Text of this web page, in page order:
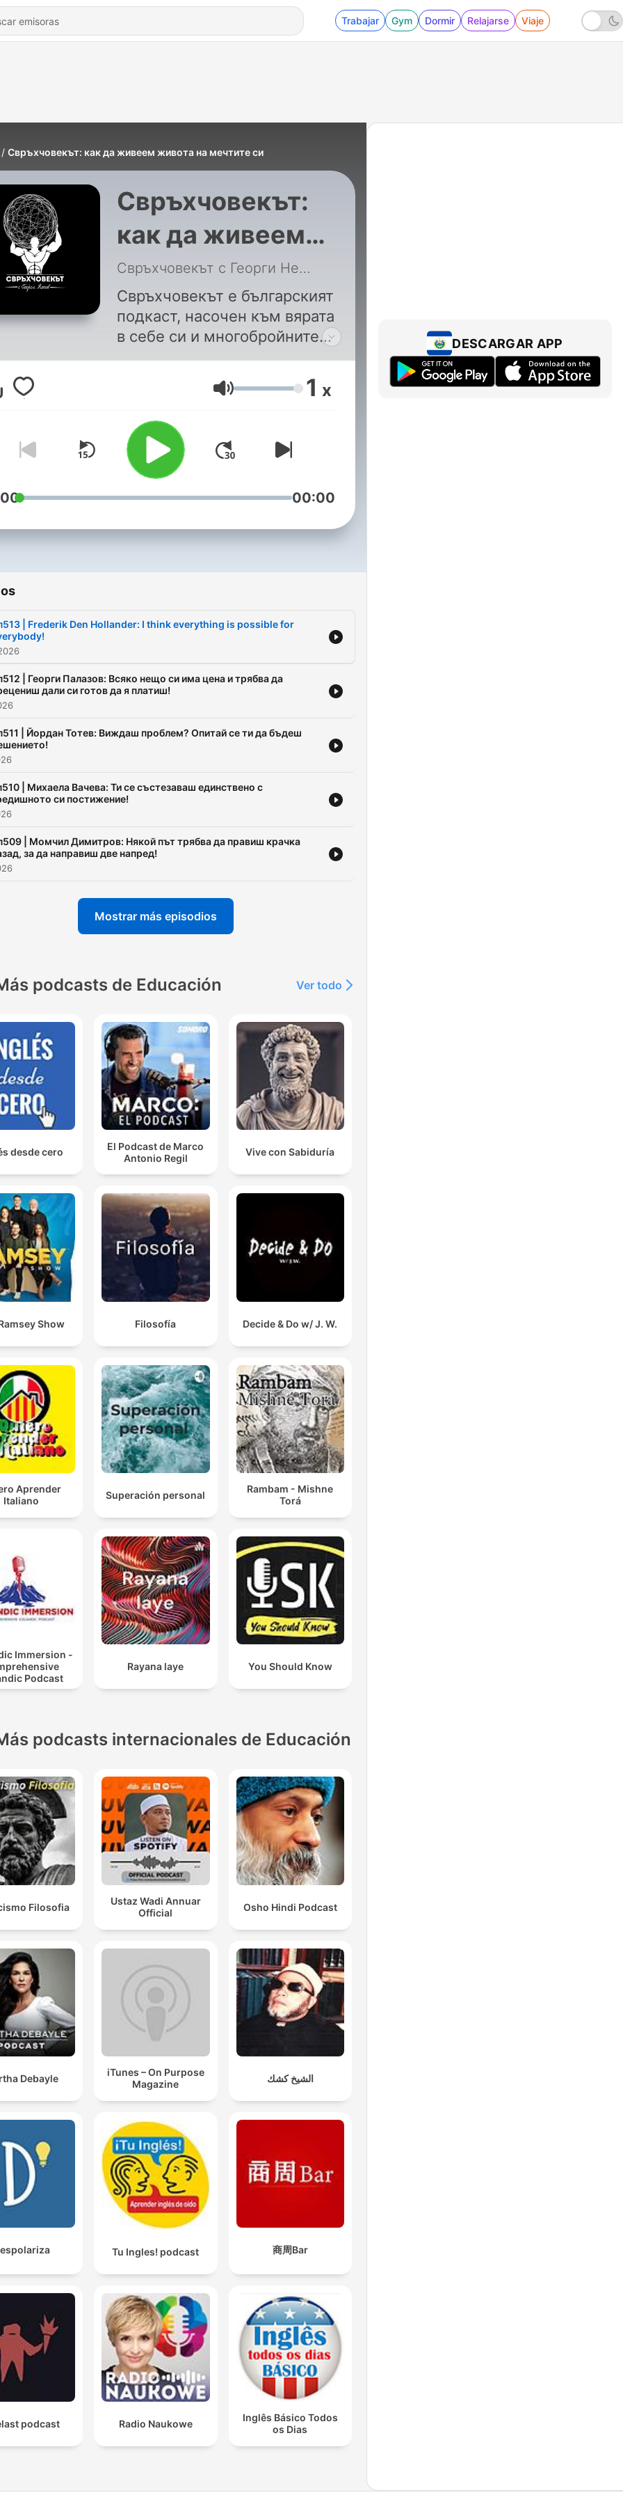
Trabajar Gym Dormir Relajarse Viaje
Свръхчовекът: как да живеем живота на мечтите си
Свръхчовекът:
как да живеем
живота на
мечтите си
Свръхчовекът с Георги Ненов
Свръхчовекът е българският
подкаст, насочен към вярата
в себе си и многобройните
възможности, които ни
заобикалят. Разказвайки
вдъхновяващи истории на
хора, които живеят живота на
мечтите си, Георги Ненов
цели да мотивира своите
слушатели да вървят по пътя
си с увереност в собствените
сътворят едно по-добро
вдъхновителите!
Volumen 1 x
00:00
| Frederik Den Hollander: I think everything is possible for
| Георги Палазов: Всяко нещо си има цена и трябва да
дали си готов да я платиш!
| Йордан Тотев: Виждаш проблем? Опитай се ти да бъдеш
| Михаела Вачева: Ти се състезаваш единствено с
си постижение!
| Момчил Димитров: Някой път трябва да правиш крачка
за да направиш две напред!
Mostrar más episodios
podcasts de Educación Ver todo
desde cero
El Podcast de Marco
Antonio Regil
Vive con Sabiduría
Show Filosofía Decide & Do w/ J. W.
Aprender
Italiano
Superación personal
Rambam - Mishne
Torá
Immersion -
Podcast
Rayana laye You Should Know
podcasts internacionales de Educación
Filosofia
Ustaz Wadi Annuar
Official
Osho Hindi Podcast
Debayle
iTunes – On Purpose
Magazine
الشيخ كشك
Tu Ingles! podcast 商周Bar
podcast Radio Naukowe
Inglês Básico Todos
os Dias
DESCARGAR APP